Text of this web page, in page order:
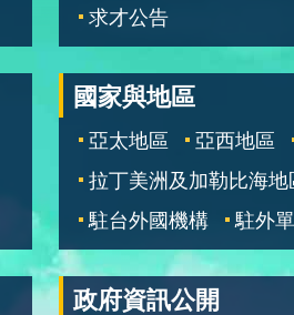
求才公告
國家與地區
亞太地區
亞西地區
拉丁美洲及加勒比海地
駐台外國機構
駐外
政府資訊公開